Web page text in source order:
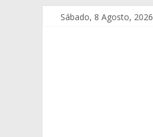
Sábado, 8 Agosto, 2026